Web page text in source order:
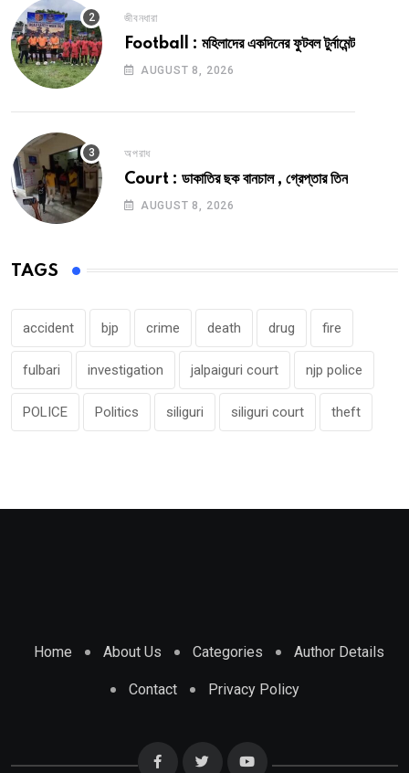
জীবনধারা
Football : মহিলাদের একদিনের ফুটবল টুর্নামেন্ট
AUGUST 8, 2026
অপরাধ
Court : ডাকাতির ছক বানচাল , গ্রেপ্তার তিন
AUGUST 8, 2026
TAGS
accident bjp crime death drug fire
fulbari investigation jalpaiguri court njp police
POLICE Politics siliguri siliguri court theft
Home About Us Categories Author Details
Contact Privacy Policy